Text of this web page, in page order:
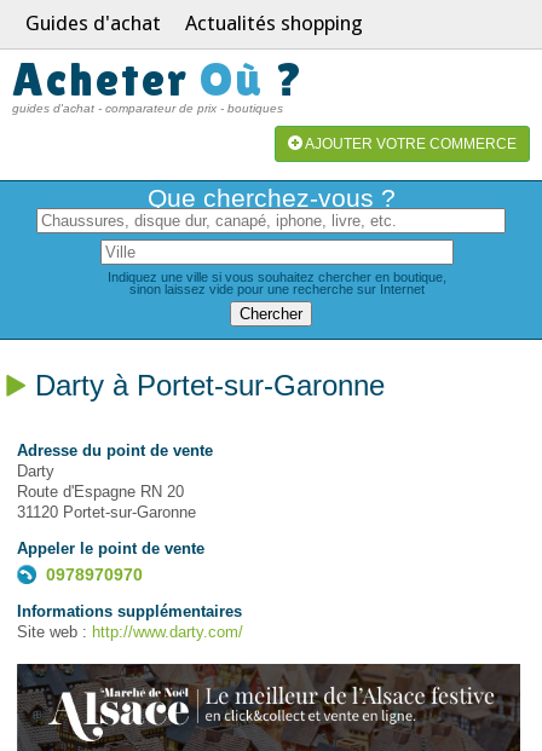
Guides d'achat Actualités shopping
Acheter Où ?
guides d'achat - comparateur de prix - boutiques
AJOUTER VOTRE COMMERCE
Que cherchez-vous ?
Indiquez une ville si vous souhaitez chercher en boutique,
sinon laissez vide pour une recherche sur Internet
Darty à Portet-sur-Garonne
Adresse du point de vente
Darty
Route d'Espagne RN 20
31120 Portet-sur-Garonne
Appeler le point de vente
0978970970
Informations supplémentaires
Site web : http://www.darty.com/